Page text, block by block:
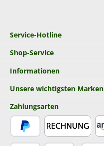
Service-Hotline
Shop-Service
Informationen
Unsere wichtigsten Marken
Zahlungsarten